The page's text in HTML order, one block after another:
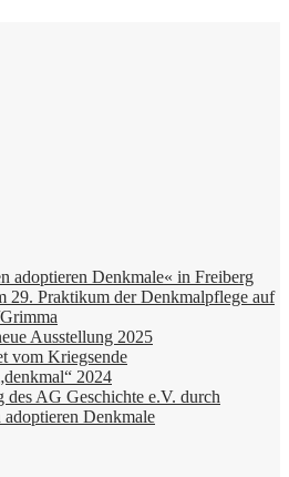
adoptieren Denkmale« in Freiberg
29. Praktikum der Denkmalpflege auf
Ausstellung 2025
vom Kriegsende
2024
des AG Geschichte e.V. durch
Denkmale